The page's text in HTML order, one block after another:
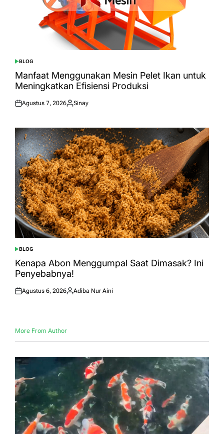
POSTED
IN
BLOG
Manfaat Menggunakan Mesin Pelet Ikan untuk
Meningkatkan Efisiensi Produksi
Posted
Agustus 7, 2026
Posted
Sinay
POSTED
IN
BLOG
Kenapa Abon Menggumpal Saat Dimasak? Ini
Penyebabnya!
Posted
Agustus 6, 2026
Posted
Adiba Nur Aini
More From Author